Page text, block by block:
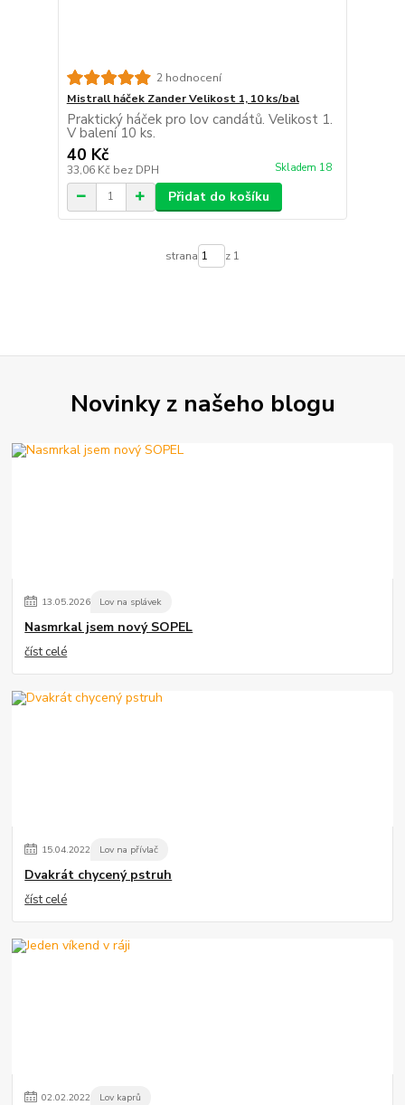
2 hodnocení
Mistrall háček Zander Velikost 1, 10 ks/bal
Praktický háček pro lov candátů. Velikost 1.
V balení 10 ks.
40 Kč
33,06 Kč bez DPH Skladem 18
Přidat do košíku
strana z 1
Novinky z našeho blogu
13.05.2026 Lov na splávek
Nasmrkal jsem nový SOPEL
číst celé
15.04.2022 Lov na přívlač
Dvakrát chycený pstruh
číst celé
02.02.2022 Lov kaprů